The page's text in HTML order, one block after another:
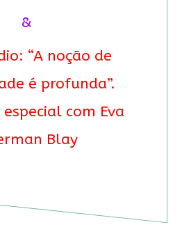
&
“A noção de
é profunda”.
com Eva
Blay